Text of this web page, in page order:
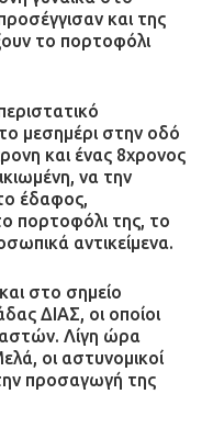
έσπασε
νέα, σύγχρονη
χαρά
με λεία
Αττική
και της
το πορτοφόλι
μεσημέρι στην οδό
και ένας 8χρονος
να την
έδαφος,
πορτοφόλι της, το
αντικείμενα.
στο σημείο
ΔΙΑΣ, οι οποίοι
Λίγη ώρα
οι αστυνομικοί
προσαγωγή της